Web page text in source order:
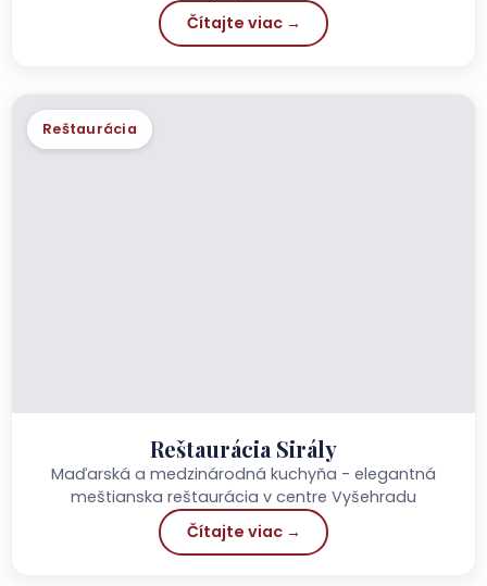
Čítajte viac →
Reštaurácia
Reštaurácia Sirály
Maďarská a medzinárodná kuchyňa - elegantná
meštianska reštaurácia v centre Vyšehradu
Čítajte viac →